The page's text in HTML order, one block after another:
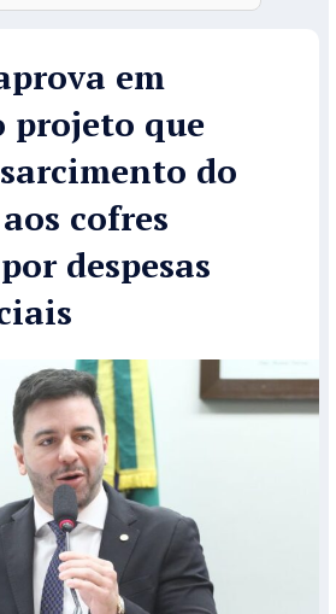
em
projeto que
do
cofres
despesas